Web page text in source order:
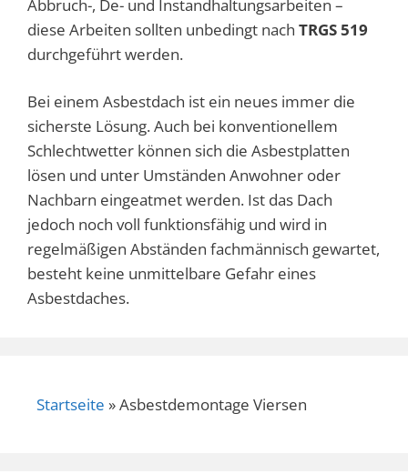
Abbruch-, De- und Instandhaltungsarbeiten –
diese Arbeiten sollten unbedingt nach TRGS 519
durchgeführt werden.
Bei einem Asbestdach ist ein neues immer die
sicherste Lösung.Auch bei konventionellem
Schlechtwetter können sich die Asbestplatten
lösen und unter Umständen Anwohner oder
Nachbarn eingeatmet werden. Ist das Dach
jedoch noch voll funktionsfähig und wird in
regelmäßigen Abständen fachmännisch gewartet,
besteht keine unmittelbare Gefahr eines
Asbestdaches.
Startseite »Asbestdemontage Viersen